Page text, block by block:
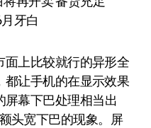
牙白
上比较就行的异形全
都让手机的在显示效果
屏幕下巴处理相当出
头宽下巴的现象。屏